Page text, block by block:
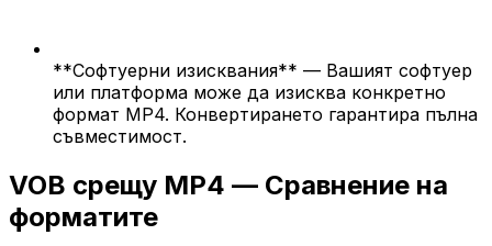
**Софтуерни изисквания** — Вашият софтуер
или платформа може да изисква конкретно
формат MP4. Конвертирането гарантира пълна
съвместимост.
VOB срещу MP4 — Сравнение на
форматите